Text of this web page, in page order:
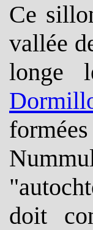
Ce
vallée
longe
doit